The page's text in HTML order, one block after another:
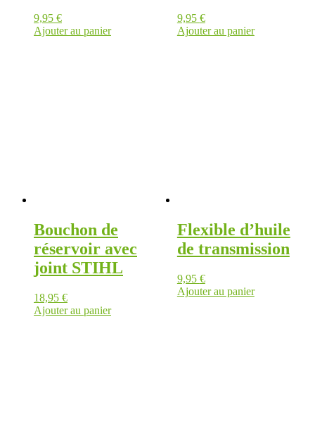
9,95 €
Ajouter au panier
9,95 €
Ajouter au panier
Bouchon de
réservoir avec
joint STIHL
18,95 €
Ajouter au panier
Flexible d’huile
de transmission
9,95 €
Ajouter au panier